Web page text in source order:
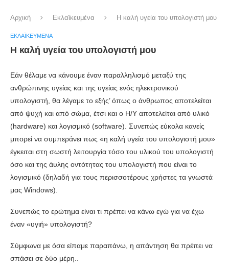
Αρχική Εκλαϊκευμένα Η καλή υγεία του υπολογιστή μου
ΕΚΛΑΪΚΕΥΜΈΝΑ
Η καλή υγεία του υπολογιστή μου
Εάν θέλαμε να κάνουμε έναν παραλληλισμό μεταξύ της
ανθρώπινης υγείας και της υγείας ενός ηλεκτρονικού
υπολογιστή, θα λέγαμε το εξής’ όπως ο άνθρωπος αποτελείται
από ψυχή και από σώμα, έτσι και ο Η/Υ αποτελείται από υλικό
(hardware) και λογισμικό (software). Συνεπώς εύκολα κανείς
μπορεί να συμπεράνει πως «η καλή υγεία του υπολογιστή μου»
έγκειται στη σωστή λειτουργία τόσο του υλικού του υπολογιστή
όσο και της άυλης οντότητας του υπολογιστή που είναι το
λογισμικό (δηλαδή για τους περισσοτέρους χρήστες τα γνωστά
μας Windows).
Συνεπώς το ερώτημα είναι τι πρέπει να κάνω εγώ για να έχω
έναν «υγιή» υπολογιστή?
Σύμφωνα με όσα είπαμε παραπάνω, η απάντηση θα πρέπει να
σπάσει σε δύο μέρη..